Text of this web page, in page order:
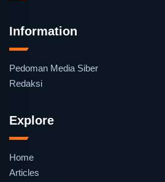
Information
Pedoman Media Siber
Redaksi
Explore
Home
Articles